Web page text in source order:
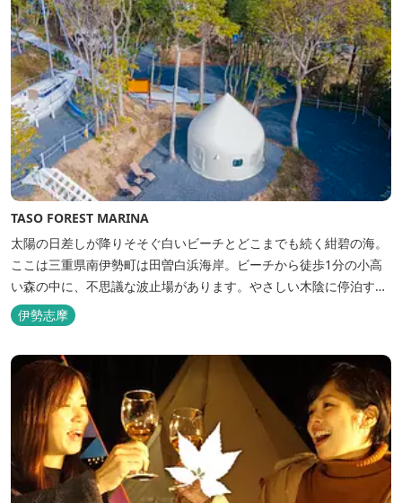
TASO FOREST MARINA
太陽の日差しが降りそそぐ白いビーチとどこまでも続く紺碧の海。
ここは三重県南伊勢町は田曽白浜海岸。ビーチから徒歩1分の小高
い森の中に、不思議な波止場があります。やさしい木陰に停泊する
のは3艇のヨット。日本初の森のマリーナです。 航海の気分高まる
インテリアは見た目からは想像できないほど広く、くつろぎの空
間。夏場でもエアコン完備で快適にお過ごしいただけます。甲板の
上に寝転んで夜空を見上げれば...
伊勢志摩